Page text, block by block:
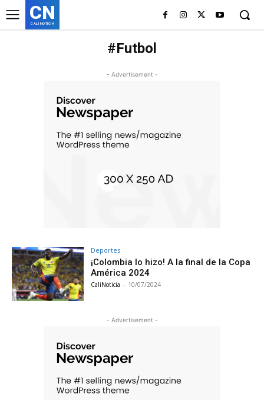
CN
CALI NOTICIA
#Futbol
- Advertisement -
Deportes
¡Colombia lo hizo! A la final de la Copa
América 2024
CaliNoticia - 10/07/2024
- Advertisement -